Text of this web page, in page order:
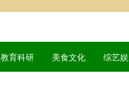
教育科研 美食文化 综艺